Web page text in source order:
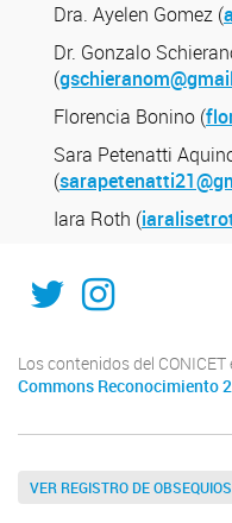
Dra. Ayelen Gomez (
Dr. Gonzalo
(
Florencia Bonino (
Sara Petenatti
(
Iara Roth (
@ISAL_sfe
@isal_sfe
Los contenidos del
Commons Reconocimiento
VER REGISTRO DE